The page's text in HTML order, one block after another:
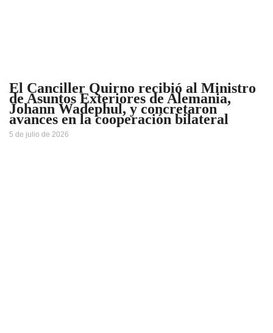
El Canciller Quirno recibió al Ministro
de Asuntos Exteriores de Alemania,
Johann Wadephul, y concretaron
avances en la cooperación bilateral
5 de julio de 2026